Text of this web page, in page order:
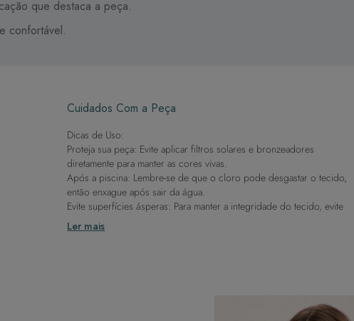
que destaca a peça.
confortável.
Cuidados Com a Peça
Dicas de Uso:
Proteja sua peça: Evite aplicar filtros solares e bronzeadores
diretamente para manter as cores vivas.
Após a piscina: Lembre-se de que o cloro pode desgastar o tecido,
então enxague após sair da água.
Evite superfícies ásperas: Para manter a integridade do tecido, evite
contato com superfícies rugosas.
Secagem ideal: Não deixe de molho nem guarde úmido. Seque à
Ler mais